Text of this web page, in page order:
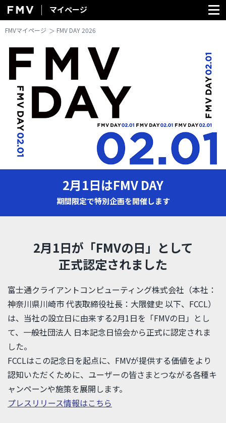
FMV マイページ
マイページ
FMVマイページ FMV DAY 2026
2月1日はFMV DAY
期間限定で特別企画を開催します
2月1日が「FMVの日」として
正式認定されました
富士通クライアントコンピューティング株式会社（本社：
神奈川県川崎市 代表取締役社長：大隈健史 以下、FCCL）
は、当社の設立日に由来する2月1日を「FMVの日」とし
て、一般社団法人 日本記念日協会から正式に認定されま
した。
FCCLはこの記念日を起点に、FMVが提供する価値をより
認知いただくために、ユーザーの皆さまとつながる各種キ
ャンペーンや施策を展開します。
プレスリリース情報はこちら